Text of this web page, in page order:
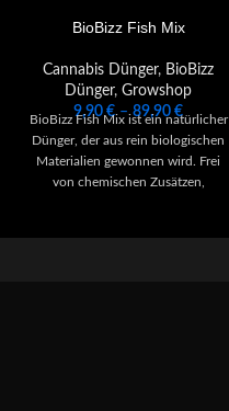
BioBizz Fish Mix
Cannabis Dünger, BioBizz
Dünger, Growshop
9,90€–89,90 €
BioBizz Fish Mix ist ein natürlicher
Dünger, der aus rein biologischen
Materialien gewonnen wird. Frei
von chemischen Zusätzen,